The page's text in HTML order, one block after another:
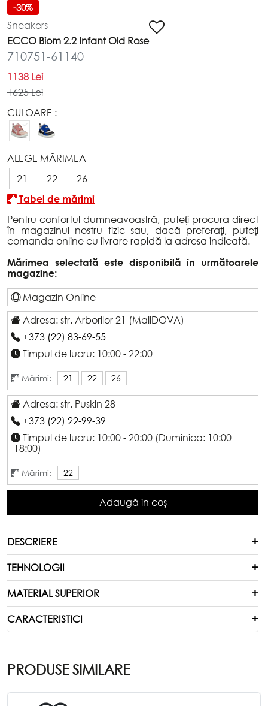
-30%
Sneakers
ECCO Biom 2.2 Infant Old Rose
710751-61140
1138 Lei
1625 Lei
CULOARE :
ALEGE MĂRIMEA
21
22 26
Tabel de mărimi
Pentru confortul dumneavoastră, puteți procura direct
în magazinul nostru fizic sau, dacă preferați, puteți
comanda online cu livrare rapidă la adresa indicată.
Mărimea selectată este disponibilă în următoarele
magazine:
Magazin Online
Adresa: str. Arborilor 21 (MallDOVA)
+373 (22) 83-69-55
Timpul de lucru: 10:00 - 22:00
Mărimi: 21 22 26
Adresa: str. Puskin 28
+373 (22) 22-99-39
Timpul de lucru: 10:00 - 20:00 (Duminica: 10:00
-18:00)
Mărimi: 22
Adaugă in coş
DESCRIERE
TEHNOLOGII
MATERIAL SUPERIOR
CARACTERISTICI
PRODUSE SIMILARE